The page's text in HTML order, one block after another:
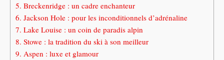
5. Breckenridge : un cadre enchanteur
6. Jackson Hole : pour les inconditionnels d’adrénaline
7. Lake Louise : un coin de paradis alpin
8. Stowe : la tradition du ski à son meilleur
9. Aspen : luxe et glamour